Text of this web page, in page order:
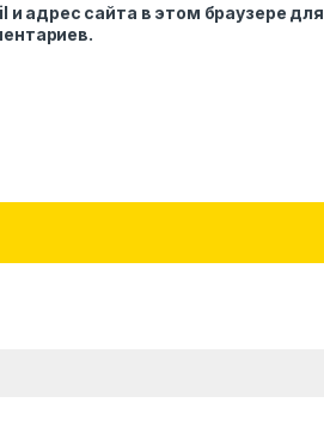
адрес сайта в этом браузере для